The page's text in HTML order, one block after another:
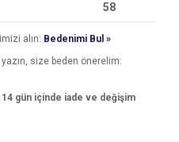
58
alın: Bedenimi Bul »
yazın, size beden önerelim:
14 gün içinde iade ve değişim